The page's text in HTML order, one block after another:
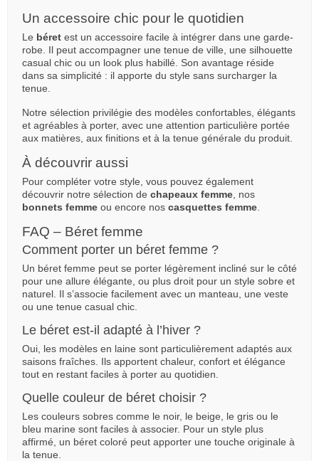
Un accessoire chic pour le quotidien
Le béret est un accessoire facile à intégrer dans une garde-
robe. Il peut accompagner une tenue de ville, une silhouette
casual chic ou un look plus habillé. Son avantage réside
dans sa simplicité : il apporte du style sans surcharger la
tenue.
Notre sélection privilégie des modèles confortables, élégants
et agréables à porter, avec une attention particulière portée
aux matières, aux finitions et à la tenue générale du produit.
À découvrir aussi
Pour compléter votre style, vous pouvez également
découvrir notre sélection de chapeaux femme , nos
bonnets femme ou encore nos casquettes femme
FAQ – Béret femme
Comment porter un béret femme ?
Un béret femme peut se porter légèrement incliné sur le côté
pour une allure élégante, ou plus droit pour un style sobre et
naturel. Il s’associe facilement avec un manteau, une veste
ou une tenue casual chic.
Le béret est-il adapté à l’hiver ?
Oui, les modèles en laine sont particulièrement adaptés aux
saisons fraîches. Ils apportent chaleur, confort et élégance
tout en restant faciles à porter au quotidien.
Quelle couleur de béret choisir ?
Les couleurs sobres comme le noir, le beige, le gris ou le
bleu marine sont faciles à associer. Pour un style plus
affirmé, un béret coloré peut apporter une touche originale à
la tenue.